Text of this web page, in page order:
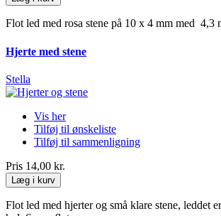
Flot led med rosa stene på 10 x 4 mm med 4,3
Hjerte med stene
Stella
Vis her
Tilføj til ønskeliste
Tilføj til sammenligning
Pris 14,00 kr.
Læg i kurv
Flot led med hjerter og små klare stene, leddet